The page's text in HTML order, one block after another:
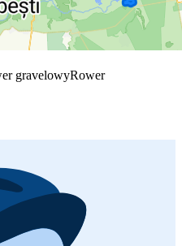
gravelowyRower